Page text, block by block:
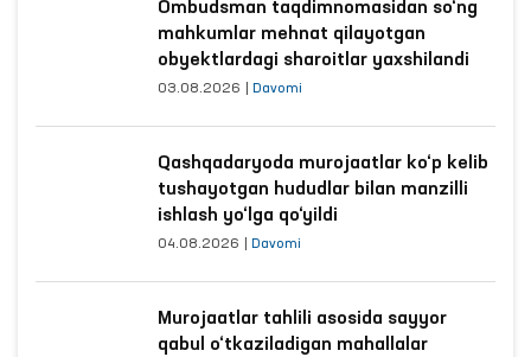
Ombudsman taqdimnomasidan so‘ng
mahkumlar mehnat qilayotgan
obyektlardagi sharoitlar yaxshilandi
03.08.2026 Davomi
Qashqadaryoda murojaatlar ko‘p kelib
tushayotgan hududlar bilan manzilli
ishlash yo‘lga qo‘yildi
04.08.2026 Davomi
Murojaatlar tahlili asosida sayyor
qabul o‘tkaziladigan mahallalar